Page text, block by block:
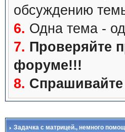
обсуждению
6. Одна тема -
7. Проверяйте
форуме!!!
8. Спрашивайте
Задачка с матрицей., немного